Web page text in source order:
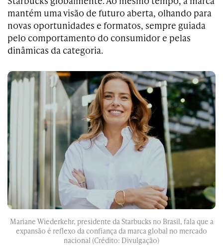
mantém uma visão de futuro aberta, olhando para
novas oportunidades e formatos, sempre guiada
pelo comportamento do consumidor e pelas
dinâmicas da categoria.
Mariane Wiederkehr, presidente da Starbucks no Brasil, fala que a
expansão é reflexo da confiança da marca global no mercado
nacional (Crédito: Divulgação)